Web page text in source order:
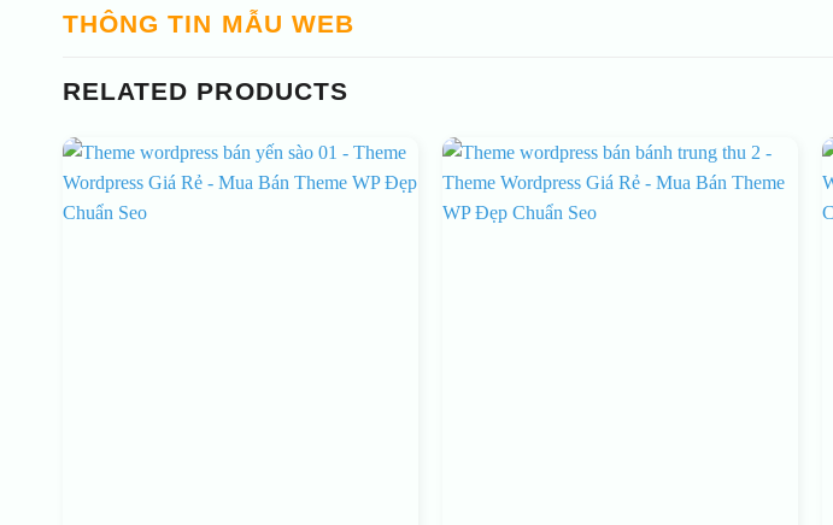
THÔNG TIN MẪU WEB
RELATED PRODUCTS